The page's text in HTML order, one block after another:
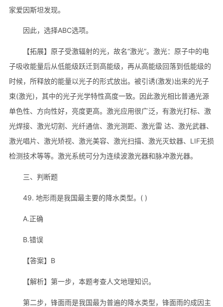
家爱因斯坦发现。
因此，选择ABC选项。
【拓展】原子受激辐射的光，故名“激光”。激光：原子中的电
子吸收能量后从低能级跃迁到高能级，再从高能级回落到低能级的
时候，所释放的能量以光子的形式放出。被引诱(激发)出来的光子
束(激光)，其中的光子光学特性高度一致。因此激光相比普通光源
单色性、方向性好，亮度更高。激光应用很广泛，有激光打标、激
光焊接、激光切割、光纤通信、激光测距、激光雷 达、激光武器、
激光唱片、激光矫视、激光美容、激光扫描、激光灭蚊器、LIF无损
检测技术等等。激光系统可分为连续波激光器和脉冲激光器。
三、判断题
49. 地形雨是我国最主要的降水类型。( )
A.正确
B.错误
【答案】B
【解析】第一步，本题考查人文地理知识。
第二步，锋面雨是我国最为普遍的降水类型，锋面雨的成因主